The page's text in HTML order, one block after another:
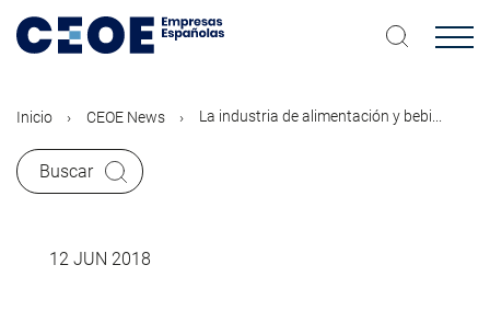
contenido
Inicio CEOE News La industria de alimentación y bebi...
Buscar
12 JUN 2018